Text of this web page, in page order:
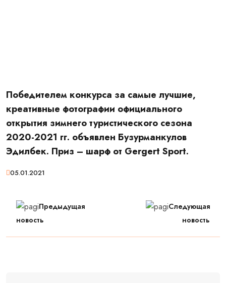
Победителем конкурса за самые лучшие,
креативные фотографии официального
открытия зимнего туристического сезона
2020-2021 гг. объявлен Бузурманкулов
Эдилбек. Приз – шарф от Gergert Sport.
05.01.2021
Предыдущая
новость
Следующая
новость